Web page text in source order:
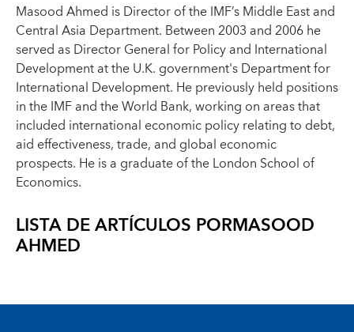
Masood Ahmed is Director of the IMF’s Middle East and
Central Asia Department. Between 2003 and 2006 he
served as Director General for Policy and International
Development at the U.K. government's Department for
International Development. He previously held positions
in the IMF and the World Bank, working on areas that
included international economic policy relating to debt,
aid effectiveness, trade, and global economic
prospects. He is a graduate of the London School of
Economics.
LISTA DE ARTÍCULOS PORMASOOD
AHMED